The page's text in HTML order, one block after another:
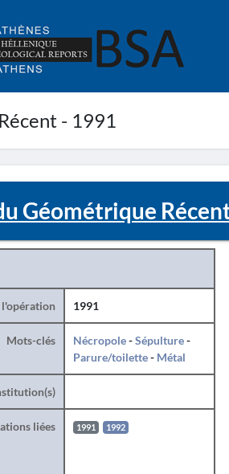
- 1991
Géométrique
l'opération 1991
Mots-clés Nécropole-Sépulture-
Parure/toilette- Métal
liées 1991 1992